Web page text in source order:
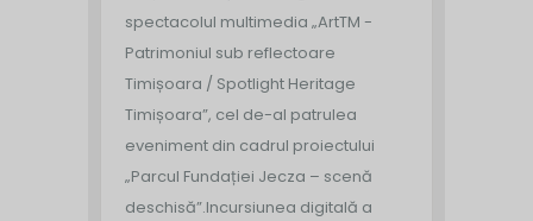
spectacolul multimedia „ArtTM -
Patrimoniul sub reflectoare
Timișoara / Spotlight Heritage
Timișoara”, cel de-al patrulea
eveniment din cadrul proiectului
„Parcul Fundației Jecza – scenă
deschisă”.Incursiunea digitală a